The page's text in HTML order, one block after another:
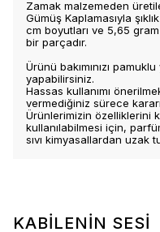
Zamak malzemeden
Gümüş Kaplamasıyla
cm boyutları ve 5,65
bir parçadır.
Ürünü bakımınızı
yapabilirsiniz.
Hassas kullanımı
vermediğiniz sürece
Ürünlerimizin özelliklerini
kullanılabilmesi için,
sıvı kimyasallardan uzak
KABİLENİN SESİ